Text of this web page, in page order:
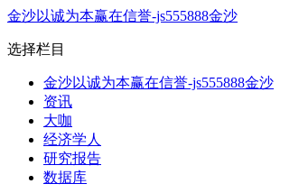
金沙以诚为本赢在信誉-js555888金沙
选择栏目
金沙以诚为本赢在信誉-js555888金沙
资讯
大咖
经济学人
研究报告
数据库